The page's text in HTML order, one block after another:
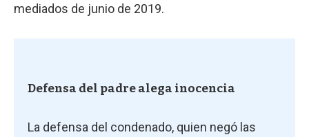
mediados de junio de 2019.
Defensa del padre alega inocencia
La defensa del condenado, quien negó las